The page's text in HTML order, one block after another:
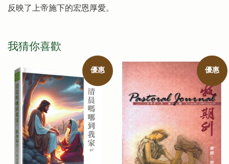
反映了上帝施下的宏恩厚愛。
我猜你喜歡
優惠 優惠